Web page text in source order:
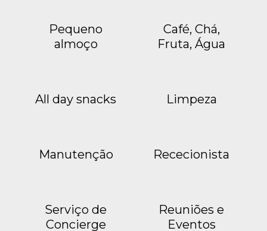
Pequeno
almoço
Café, Chá,
Fruta, Água
All day snacks Limpeza
Manutenção Rececionista
Serviço de
Concierge
Reuniões e
Eventos